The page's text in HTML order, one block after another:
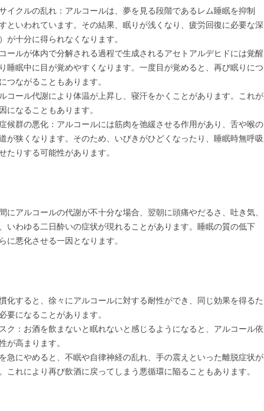
イクルの乱れ：アルコールは、夢を見る段階であるレム睡眠を抑制
といわれています。その結果、眠りが浅くなり、疲労回復に必要な深
が十分に得られなくなります。
ールが体内で分解される過程で生成されるアセトアルデヒドには覚醒
睡眠中に目が覚めやすくなります。一度目が覚めると、再び眠りにつ
つながることもあります。
コール代謝により体温が上昇し、寝汗をかくことがあります。これが
になることもあります。
候群の悪化：アルコールには筋肉を弛緩させる作用があり、舌や喉の
が狭くなります。そのため、いびきがひどくなったり、睡眠時無呼吸
たりする可能性があります。
にアルコールの代謝が不十分な場合、翌朝に頭痛やだるさ、吐き気、
いわゆる二日酔いの症状が現れることがあります。睡眠の質の低下
に悪化させる一因となります。
化すると、徐々にアルコールに対する耐性ができ、同じ効果を得るた
要になることがあります。
ク：お酒を飲まないと眠れないと感じるようになると、アルコール依
が高まります。
急にやめると、不眠や自律神経の乱れ、手の震えといった離脱症状が
これにより再び飲酒に戻ってしまう悪循環に陥ることもあります。